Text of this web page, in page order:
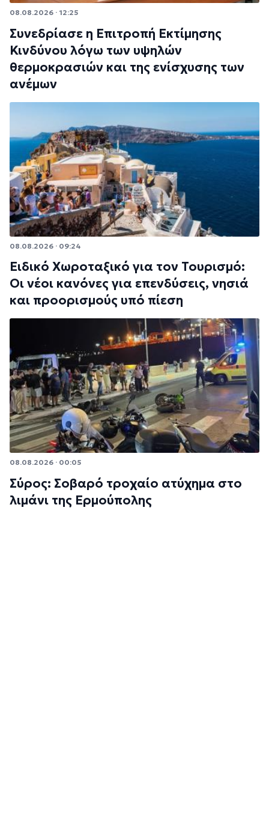
08.08.2026 · 12:25
Συνεδρίασε η Επιτροπή Εκτίμησης
Κινδύνου λόγω των υψηλών
θερμοκρασιών και της ενίσχυσης των
ανέμων
08.08.2026 · 09:24
Ειδικό Χωροταξικό για τον Τουρισμό:
Οι νέοι κανόνες για επενδύσεις, νησιά
και προορισμούς υπό πίεση
08.08.2026 · 00:05
Σύρος: Σοβαρό τροχαίο ατύχημα στο
λιμάνι της Ερμούπολης